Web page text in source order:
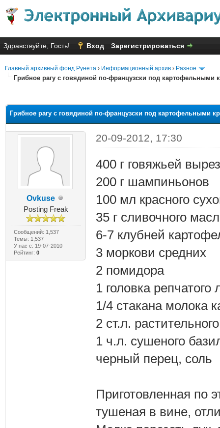
Здравствуйте, Гость! Вход Зарегистрироваться
Главный архивный фонд Рунета › Информационный архив › Разное
Грибное рагу с говядиной по-французски под картофельными
Грибное рагу с говядиной по-французски под картофельными
Ovkuse
Posting Freak
Сообщений: 1,537
Темы: 1,537
У нас с: 19-07-2010
Рейтинг: 0
20-09-2012, 17:30
400 г говяжьей
200 г шампиньонов
100 мл красного
35 г сливочного
6-7 клубней
3 моркови средних
2 помидора
1 головка репчатого
1/4 стакана молока
2 ст.л.
1 ч.л. сушеного
черный перец, соль
Приготовленная по
тушеная в вине,